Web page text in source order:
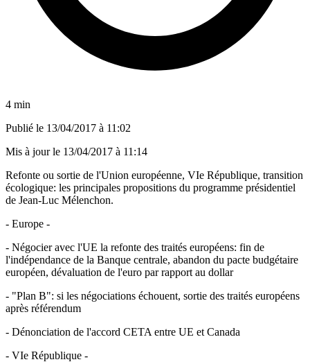
4 min
Publié le 13/04/2017 à 11:02
Mis à jour le 13/04/2017 à 11:14
Refonte ou sortie de l'Union européenne, VIe République, transition
écologique: les principales propositions du programme présidentiel
de Jean-Luc Mélenchon.
- Europe -
- Négocier avec l'UE la refonte des traités européens: fin de
l'indépendance de la Banque centrale, abandon du pacte budgétaire
européen, dévaluation de l'euro par rapport au dollar
- "Plan B": si les négociations échouent, sortie des traités européens
après référendum
- Dénonciation de l'accord CETA entre UE et Canada
- VIe République -